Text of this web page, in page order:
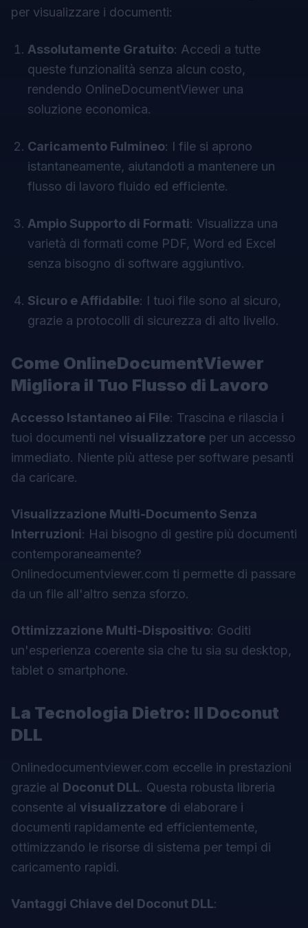
per visualizzare i documenti:
Assolutamente Gratuito: Accedi a tutte
queste funzionalità senza alcun costo,
rendendo OnlineDocumentViewer una
soluzione economica.
Caricamento Fulmineo: I file si aprono
istantaneamente, aiutandoti a mantenere un
flusso di lavoro fluido ed efficiente.
Ampio Supporto di Formati: Visualizza una
varietà di formati come PDF, Word ed Excel
senza bisogno di software aggiuntivo.
Sicuro e Affidabile: I tuoi file sono al sicuro,
grazie a protocolli di sicurezza di alto livello.
Come OnlineDocumentViewer
Migliora il Tuo Flusso di Lavoro
Accesso Istantaneo ai File: Trascina e rilascia i
tuoi documenti nel visualizzatore per un accesso
immediato. Niente più attese per software pesanti
da caricare.
Visualizzazione Multi-Documento Senza
Interruzioni: Hai bisogno di gestire più documenti
contemporaneamente?
Onlinedocumentviewer.com ti permette di passare
da un file all'altro senza sforzo.
Ottimizzazione Multi-Dispositivo: Goditi
un'esperienza coerente sia che tu sia su desktop,
tablet o smartphone.
La Tecnologia Dietro: Il Doconut
DLL
Onlinedocumentviewer.com eccelle in prestazioni
grazie al Doconut DLL. Questa robusta libreria
consente al visualizzatore di elaborare i
documenti rapidamente ed efficientemente,
ottimizzando le risorse di sistema per tempi di
caricamento rapidi.
Vantaggi Chiave del Doconut DLL: